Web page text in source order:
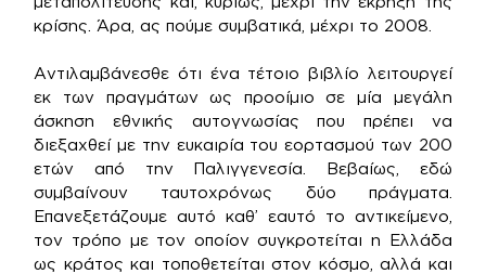
κρίσης. Άρα, ας πούμε συμβατικά, μέχρι το 2008.
Αντιλαμβάνεσθε ότι ένα τέτοιο βιβλίο λειτουργεί
εκ των πραγμάτων ως προοίμιο σε μία μεγάλη
άσκηση εθνικής αυτογνωσίας που πρέπει να
διεξαχθεί με την ευκαιρία του εορτασμού των 200
ετών από την Παλιγγενεσία. Βεβαίως, εδώ
συμβαίνουν ταυτοχρόνως δύο πράγματα.
Επανεξετάζουμε αυτό καθ’ εαυτό το αντικείμενο,
τον τρόπο με τον οποίον συγκροτείται η Ελλάδα
ως κράτος και τοποθετείται στον κόσμο, αλλά και